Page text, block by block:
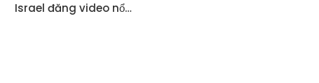
Israel đăng video nổ…